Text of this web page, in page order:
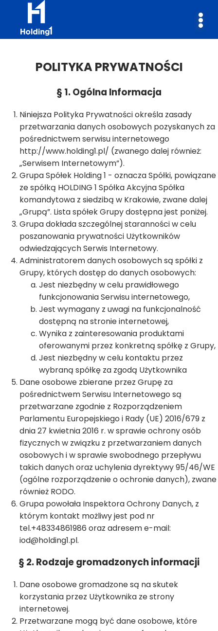
POLITYKA PRYWATNOŚCI
§ 1. Ogólna Informacja
Niniejsza Polityka Prywatności określa zasady
przetwarzania danych osobowych pozyskanych za
pośrednictwem serwisu internetowego
http://www.holding1.pl/ (zwanego dalej również:
„Serwisem Internetowym”).
Grupa Spółek Holding 1 - oznacza Spółki, powiązane
ze spółką HOLDING 1 Spółka Akcyjna Spółka
komandytowa z siedzibą w Krakowie, zwane dalej
„Grupą”. Lista spółek Grupy dostępna jest poniżej.
Grupa dokłada szczególnej staranności w celu
poszanowania prywatności Użytkowników
odwiedzających Serwis Internetowy.
Administratorem danych osobowych są spółki z
Grupy, których dostęp do danych osobowych:
Jest niezbędny w celu prawidłowego
funkcjonowania Serwisu internetowego,
Jest wymagany z uwagi na funkcjonalność
dostępną na stronie internetowej,
Wynika z zainteresowania produktami
oferowanymi przez konkretną spółkę z Grupy,
Jest niezbędny w celu kontaktu przez
wybraną spółkę za zgodą Użytkownika
Dane osobowe zbierane przez Grupę za
pośrednictwem Serwisu Internetowego są
przetwarzane zgodnie z Rozporządzeniem
Parlamentu Europejskiego i Rady (UE) 2016/679 z
dnia 27 kwietnia 2016 r. w sprawie ochrony osób
fizycznych w związku z przetwarzaniem danych
osobowych i w sprawie swobodnego przepływu
takich danych oraz uchylenia dyrektywy 95/46/WE
(ogólne rozporządzenie o ochronie danych), zwane
również RODO.
Grupa powołała Inspektora Ochrony Danych, z
którym kontakt możliwy jest pod nr
tel.+48334861986 oraz adresem e-mail:
iod@holding1.pl.
§ 2. Rodzaje gromadzonych informacji
Dane osobowe gromadzone są na skutek
korzystania przez Użytkownika ze strony
internetowej.
Przetwarzane mogą być dane osobowe, które